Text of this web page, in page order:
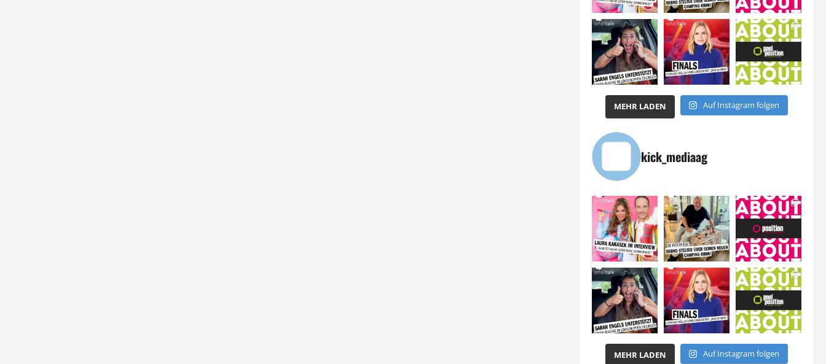
MEHR LADEN Auf Instagram folgen
kick_mediaag
MEHR LADEN Auf Instagram folgen